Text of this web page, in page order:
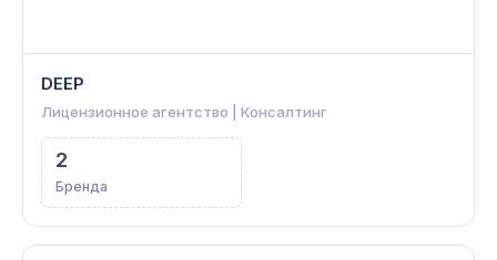
DEEP
Лицензионное агентство | Консалтинг
2
Бренда